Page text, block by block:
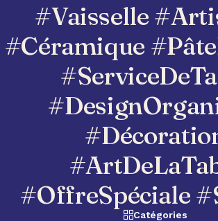
#Vaisselle
#Céramique
#OffreSpéciale
Catégories